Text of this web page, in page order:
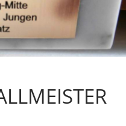
2